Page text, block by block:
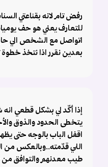
رفض تام لانه بقناعتي
للتعارف يعني هو حف
اتواصل مع الشخص الي
بعدين نقرر اذا نتخذ خطوة
إذا أكّد لي بشكل قطعي
يتخطى الحدود والذوق
اقفل الباب بالوجه حتى
اللي قدّمته..وبالعكس من
طيب معدنهم والتوافق